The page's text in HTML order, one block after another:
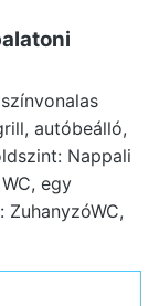
autóbeálló,
Nappali
egy